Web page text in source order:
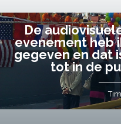
De
evenement heb
gegeven en dat
tot in de